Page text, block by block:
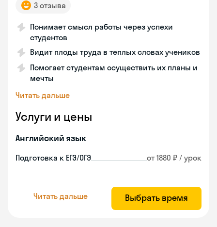
3 отзыва
Понимает смысл работы через успехи
студентов
Видит плоды труда в теплых словах учеников
Помогает студентам осуществить их планы и
мечты
Читать дальше
Услуги и цены
Английский язык
Подготовка к ЕГЭ/ОГЭ от 1880 ₽ / урок
Читать дальше Выбрать время